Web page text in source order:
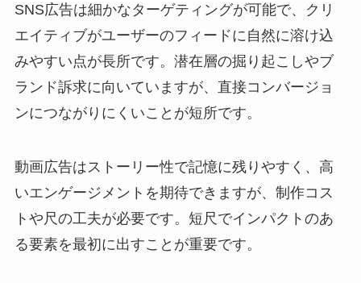
SNS広告は細かなターゲティングが可能で、クリ
エイティブがユーザーのフィードに自然に溶け込
みやすい点が長所です。潜在層の掘り起こしやブ
ランド訴求に向いていますが、直接コンバージョ
ンにつながりにくいことが短所です。
動画広告はストーリー性で記憶に残りやすく、高
いエンゲージメントを期待できますが、制作コス
トや尺の工夫が必要です。短尺でインパクトのあ
る要素を最初に出すことが重要です。